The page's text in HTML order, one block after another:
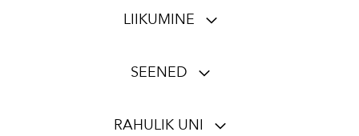
LIIKUMINE
SEENED
RAHULIK UNI